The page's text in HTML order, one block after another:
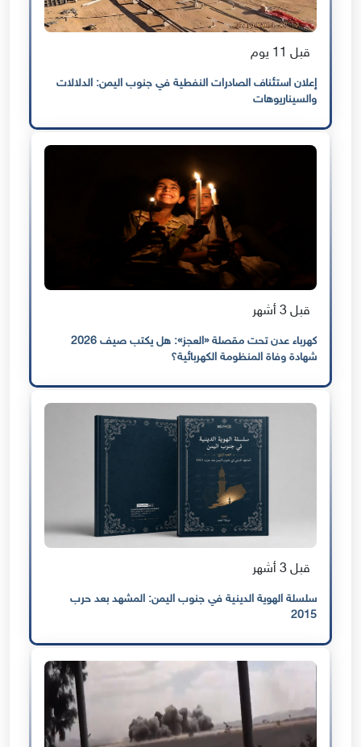
قبل 11 يوم
إعلان استئناف الصادرات النفطية في جنوب اليمن: الدلالات
والسيناريوهات
قبل 3 أشهر
كهرباء عدن تحت مقصلة «العجز»: هل يكتب صيف 2026
شهادة وفاة المنظومة الكهربائية؟
قبل 3 أشهر
سلسلة الهوية الدينية في جنوب اليمن: المشهد بعد حرب
2015